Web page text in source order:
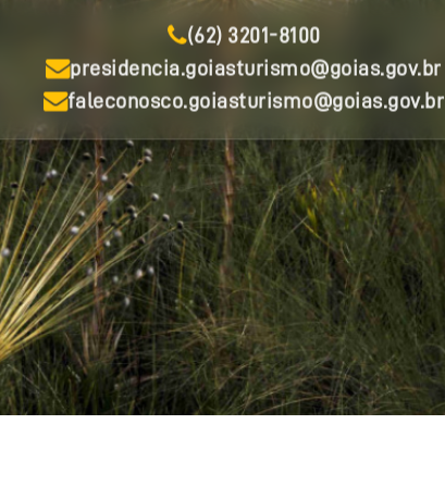
(62) 3201-8100
presidencia.goiasturismo@goias.gov.br
faleconosco.goiasturismo@goias.gov.br